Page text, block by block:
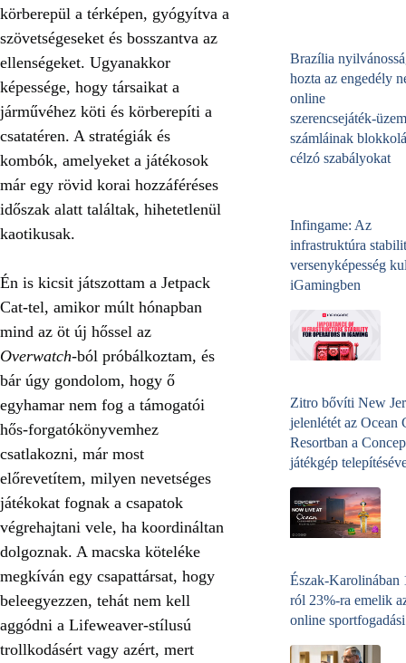
körberepül a térképen, gyógyítva a
szövetségeseket és bosszantva az
ellenségeket. Ugyanakkor
képessége, hogy társaikat a
járművéhez köti és körberepíti a
csatatéren. A stratégiák és
kombók, amelyeket a játékosok
már egy rövid korai hozzáféréses
időszak alatt találtak, hihetetlenül
kaotikusak.
Én is kicsit játszottam a Jetpack
Cat-tel, amikor múlt hónapban
mind az öt új hőssel az
Overwatch-ból próbálkoztam, és
bár úgy gondolom, hogy ő
egyhamar nem fog a támogatói
hős-forgatókönyvemhez
csatlakozni, már most
előrevetítem, milyen nevetséges
játékokat fognak a csapatok
végrehajtani vele, ha koordináltan
dolgoznak. A macska köteléke
megkíván egy csapattársat, hogy
beleegyezzen, tehát nem kell
aggódni a Lifeweaver-stílusú
trollkodásért vagy azért, mert
Brazília
hozta az engedély
online
számláinak
célzó szabályokat
Infingame: Az
infrastruktúra
versenyképesség
iGamingben
Zitro bővíti New
jelenlétét az Ocean
Resortban a
játékgép
Észak-Karolinában
ról 23%-ra emelik
online